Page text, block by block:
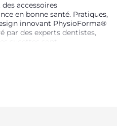
accessoires
en bonne santé. Pratiques,
innovant PhysioForma®
par des experts dentistes,
sucettes sont
de succion de bébé,
un développement